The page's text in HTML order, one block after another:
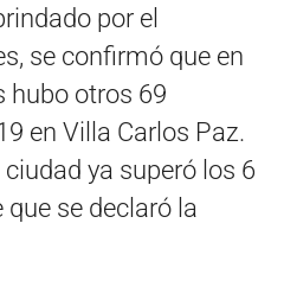
por el
se confirmó que en
hubo otros 69
en Villa Carlos Paz.
ya superó los 6
se declaró la